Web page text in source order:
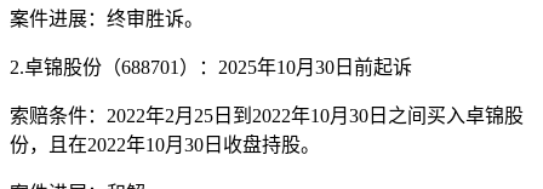
案件进展：终审胜诉。
2.卓锦股份（688701）：2025年10月30日前起诉
索赔条件：2022年2月25日到2022年10月30日之间买入卓锦股
份，且在2022年10月30日收盘持股。